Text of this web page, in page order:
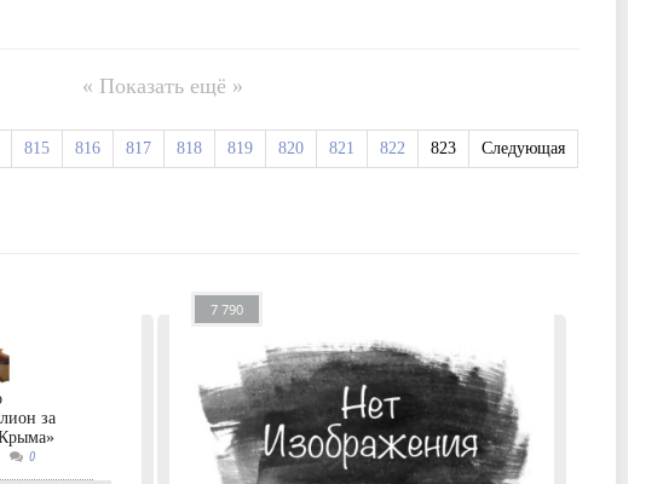
« Показать ещё »
815 816 817 818 819 820 821 822 823 Следующая
0
7 790